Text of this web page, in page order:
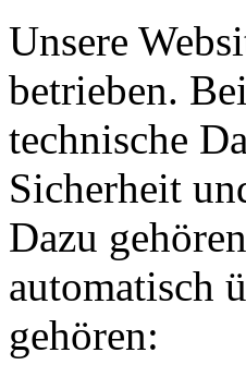
Unsere
betrieben.
technische
Sicherheit
Dazu
automatisch
gehören: